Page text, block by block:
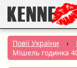
Повії України ›
Мішель годинка